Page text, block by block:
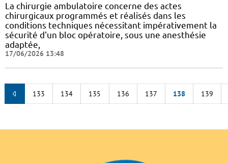
La chirurgie ambulatoire concerne des actes
chirurgicaux programmés et réalisés dans les
conditions techniques nécessitant impérativement la
sécurité d'un bloc opératoire, sous une anesthésie
adaptée,
17/06/2026 13:48
133 134 135 136 137 138 139